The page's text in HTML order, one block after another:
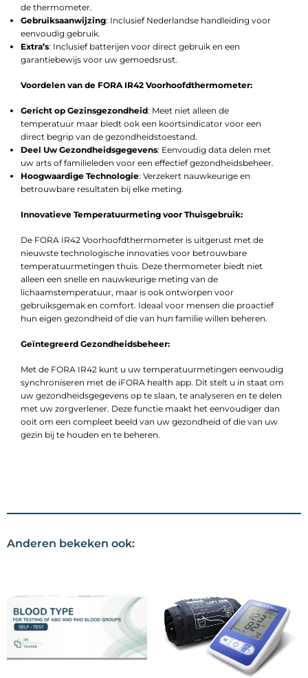
de thermometer.
Gebruiksaanwijzing: Inclusief Nederlandse handleiding voor
eenvoudig gebruik.
Extra’s: Inclusief batterijen voor direct gebruik en een
garantiebewijs voor uw gemoedsrust.
Voordelen van de FORA IR42 Voorhoofdthermometer:
Gericht op Gezinsgezondheid: Meet niet alleen de
temperatuur maar biedt ook een koortsindicator voor een
direct begrip van de gezondheidstoestand.
Deel Uw Gezondheidsgegevens: Eenvoudig data delen met
uw arts of familieleden voor een effectief gezondheidsbeheer.
Hoogwaardige Technologie: Verzekert nauwkeurige en
betrouwbare resultaten bij elke meting.
Innovatieve Temperatuurmeting voor Thuisgebruik:
De FORA IR42 Voorhoofdthermometer is uitgerust met de
nieuwste technologische innovaties voor betrouwbare
temperatuurmetingen thuis. Deze thermometer biedt niet
alleen een snelle en nauwkeurige meting van de
lichaamstemperatuur, maar is ook ontworpen voor
gebruiksgemak en comfort. Ideaal voor mensen die proactief
hun eigen gezondheid of die van hun familie willen beheren.
Geïntegreerd Gezondheidsbeheer:
Met de FORA IR42 kunt u uw temperatuurmetingen eenvoudig
synchroniseren met de iFORA health app. Dit stelt u in staat om
uw gezondheidsgegevens op te slaan, te analyseren en te delen
met uw zorgverlener. Deze functie maakt het eenvoudiger dan
ooit om een compleet beeld van uw gezondheid of die van uw
gezin bij te houden en te beheren.
Anderen bekeken ook: